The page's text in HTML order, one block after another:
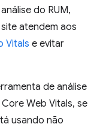
do RUM,
atendem aos
Vitals e evitar
de análise
Web Vitals, se
usando não